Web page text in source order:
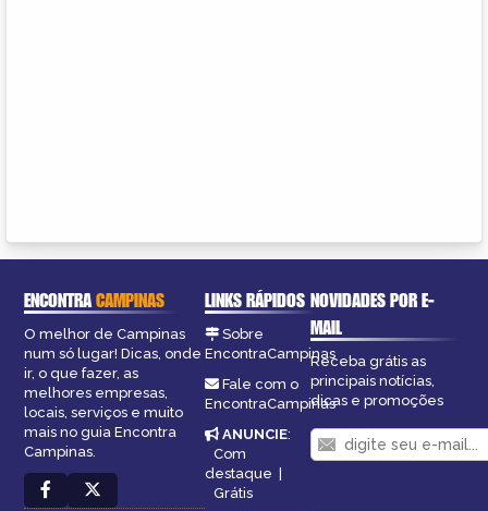
ENCONTRACAMPINAS
O melhor de Campinas
num só lugar! Dicas, onde
ir, o que fazer, as
melhores empresas,
locais, serviços e muito
mais no guia Encontra
Campinas.
LINKS RÁPIDOS
Sobre
EncontraCampinas
Fale com o
EncontraCampinas
ANUNCIE:
Com
destaque |
Grátis
NOVIDADES POR E-
MAIL
Receba grátis as
principais notícias,
dicas e promoções